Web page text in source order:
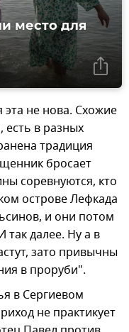
место для
не нова. Схожие
в разных
традиция
бросает
соревнуются, кто
острове Лефкада
и они потом
далее. Ну а в
зато привычны
в проруби".
в Сергиевом
не практикует